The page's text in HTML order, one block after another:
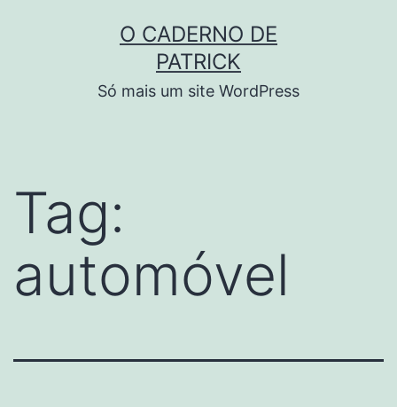
O CADERNO DE
PATRICK
Só mais um site WordPress
Tag:
automóvel